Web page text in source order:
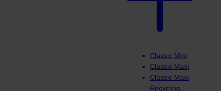
Classic Mini
Classic Maxi
Classic Maxi
Recycling